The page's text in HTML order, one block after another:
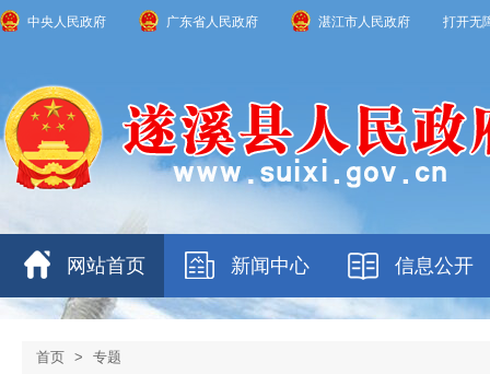
中央人民政府 广东省人民政府 湛江市人民政府 打开无
网站首页 新闻中心 信息公开
首页 > 专题